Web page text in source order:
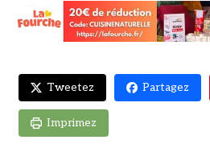
Tweetez Partagez
Imprimez